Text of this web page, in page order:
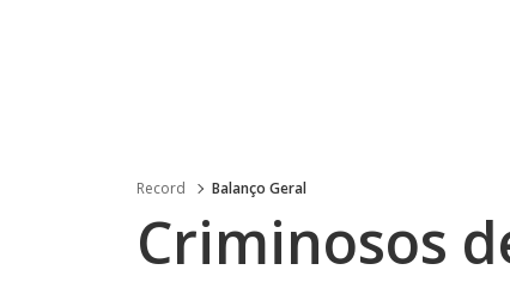
Record Balanço Geral
Criminosos